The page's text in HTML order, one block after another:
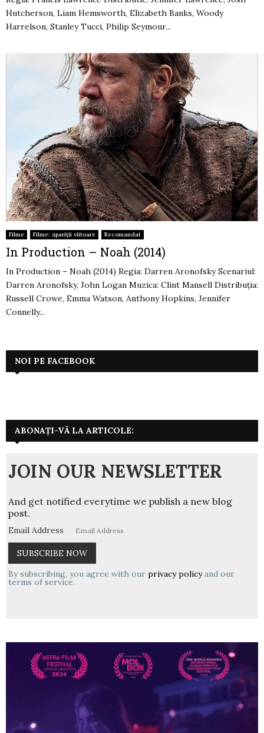
Hutcherson, Liam Hemsworth, Elizabeth Banks, Woody
Harrelson, Stanley Tucci, Philip Seymour...
Filme Filme: apariții viitoare Recomandat
In Production – Noah (2014)
In Production – Noah (2014) Regia: Darren Aronofsky Scenariul:
Darren Aronofsky, John Logan Muzica: Clint Mansell Distribuția:
Russell Crowe, Emma Watson, Anthony Hopkins, Jennifer
Connelly...
NOI PE FACEBOOK
ABONAȚI-VĂ LA ARTICOLE:
JOIN OUR NEWSLETTER
And get notified everytime we publish a new blog
post.
Email Address
By subscribing, you agree with our privacy policyand our
terms of service.